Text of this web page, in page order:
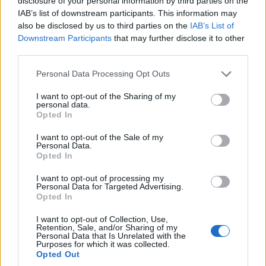
IAB’s list of downstream participants. This information may
also be disclosed by us to third parties on the IAB’s List of
Downstream Participants that may further disclose it to other
Personal Data Processing Opt Outs
I want to opt-out of the Sharing of my
personal data.
Opted In
I want to opt-out of the Sale of my
Personal Data.
Opted In
I want to opt-out of processing my
Personal Data for Targeted Advertising.
Opted In
I want to opt-out of Collection, Use,
Retention, Sale, and/or Sharing of my
Personal Data that Is Unrelated with the
Purposes for which it was collected.
Opted Out
Fabiano de Abreu Agrela Rodrigues ressalta que não há
evidências de que o ambiente digital provoque mudanças
genéticas na espécie humana. A adaptação observada,
resposta às experiências.
“O principal desafio é preservar a capacidade de reflexão
profunda em um contexto marcado pela abundância de
potencial cognitivo humano permanece, mas o seu
desenvolvimento depende de como o cérebro é
exercitado no cotidiano”, finalizou Fabiano de Abreu
Agrela Rodrigues.
Ígor Lopes
Publicado 1 dia atrás on 07/08/2026
Por Ígor Lopes
O “Millennium Estoril Open 2026” decorreu entre os
dias 18 e 26 de julho, no Clube de Ténis do Estoril, em
Cascais, a oeste de Lisboa, assinalando o regresso da
competição ao circuito “ATP Tour” na categoria “ATP
250”, depois de, na edição anterior, ter integrado o
circuito “Challenger”. O francês Luca Van Assche
conquistou o primeiro título ATP da carreira ao
derrotar o belga Alexander Blockx na final, encerrando
uma edição marcada pela elevada competitividade, pela
forte presença de tenistas portugueses e pela projeção
internacional do evento.
O torneio arrancou com a fase de qualificação, nos dias
18 e 19 de julho, reunindo dezenas de atletas em busca